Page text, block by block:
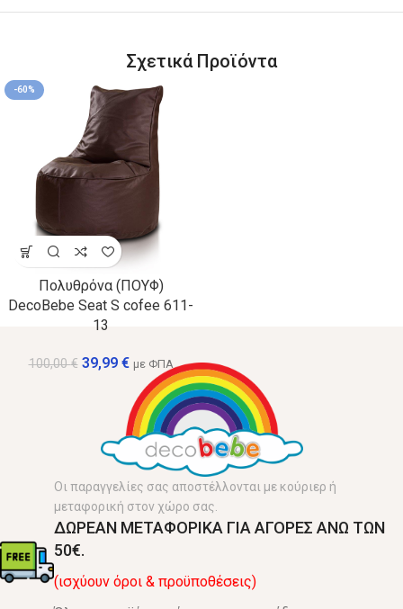
Σχετικά Προϊόντα
-60%
Πολυθρόνα (ΠΟΥΦ)
DecoBebe Seat S cofee 611-
13
100,00€ 39,99 € με ΦΠΑ
Οι παραγγελίες σας αποστέλλονται με κούριερ ή
μεταφορική στον χώρο σας.
ΔΩΡΕΑΝ ΜΕΤΑΦΟΡΙΚΑ ΓΙΑ ΑΓΟΡΕΣ ΑΝΩ ΤΩΝ
50€.
(ισχύουν όροι & προϋποθέσεις)